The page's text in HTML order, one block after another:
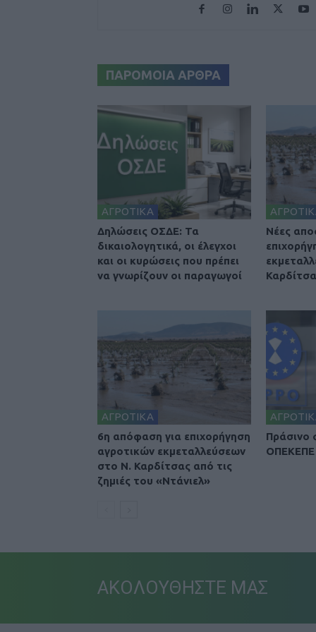
ΠΑΡΟΜΟΙΑ ΑΡΘΡΑ
ΑΓΡΟΤΙΚΑ
Δηλώσεις ΟΣΔΕ: Τα
δικαιολογητικά, οι έλεγχοι
και οι κυρώσεις που πρέπει
να γνωρίζουν οι παραγωγοί
Nέες
ΑΓΡΟΤΙΚΑ
6η απόφαση για επιχορήγηση
αγροτικών εκμεταλλεύσεων
στο Ν. Καρδίτσας από τις
ζημιές του «Ντάνιελ»
Πράσινο
ΟΠΕΚΕΠΕ
ΑΚΟΛΟΥΘΗΣΤΕ ΜΑΣ